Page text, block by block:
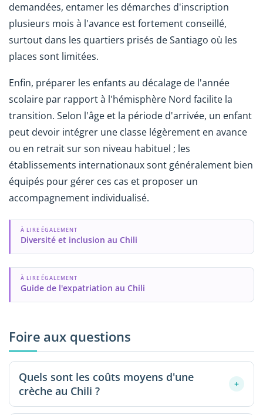
demandées, entamer les démarches d'inscription
plusieurs mois à l'avance est fortement conseillé,
surtout dans les quartiers prisés de Santiago où les
places sont limitées.
Enfin, préparer les enfants au décalage de l'année
scolaire par rapport à l'hémisphère Nord facilite la
transition. Selon l'âge et la période d'arrivée, un enfant
peut devoir intégrer une classe légèrement en avance
ou en retrait sur son niveau habituel ; les
établissements internationaux sont généralement bien
équipés pour gérer ces cas et proposer un
accompagnement individualisé.
À LIRE ÉGALEMENT
Diversité et inclusion au Chili
À LIRE ÉGALEMENT
Guide de l'expatriation au Chili
Foire aux questions
Quels sont les coûts moyens d'une
crèche au Chili ?
+